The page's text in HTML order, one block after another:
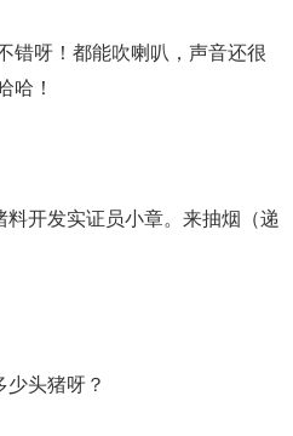
错呀！都能吹喇叭，声音还很
哈！
开发实证员小章。来抽烟（递
少头猪呀？